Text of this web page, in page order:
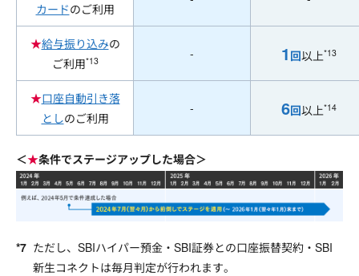
カードのご利用
★給与振り込みの
ご利用*13 - 1 回以上*13
★口座自動引き落
としのご利用
- 6回以上*14
＜★条件でステージアップした場合＞
ただし、SBIハイパー預金・SBI証券との口座振替契約・SBI
新生コネクトは毎月判定が行われます。